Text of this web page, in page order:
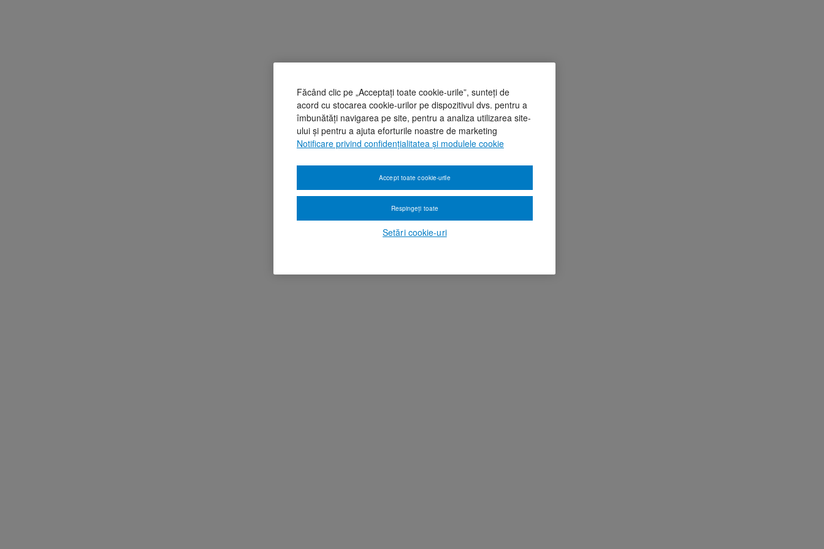
Făcând clic pe „Acceptați toate cookie-urile”, sunteți de
acord cu stocarea cookie-urilor pe dispozitivul dvs. pentru a
îmbunătăți navigarea pe site, pentru a analiza utilizarea site-
ului și pentru a ajuta eforturile noastre de marketing
Notificare privind confidențialitatea și modulele cookie
Setări cookie-uri
Respingeți toate
Accept toate cookie-urile